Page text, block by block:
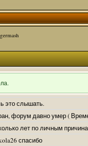
это слышать.
форум давно умер (
лет по личным
спасибо